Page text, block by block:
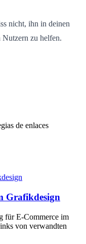
nicht, ihn in deinen
Nutzern zu helfen.
de enlaces
Grafikdesign
für E-Commerce im
von verwandten